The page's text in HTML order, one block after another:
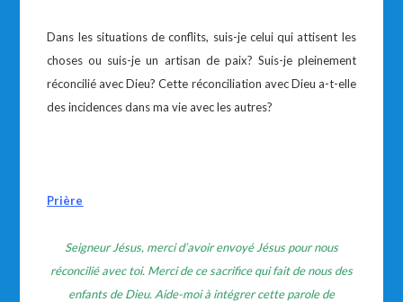
Dans les situations de conflits, suis-je celui qui attisent les
choses ou suis-je un artisan de paix? Suis-je pleinement
réconcilié avec Dieu? Cette réconciliation avec Dieu a-t-elle
des incidences dans ma vie avec les autres?
Prière
Seigneur Jésus, merci d’avoir envoyé Jésus pour nous
réconcilié avec toi. Merci de ce sacrifice qui fait de nous des
enfants de Dieu. Aide-moi à intégrer cette parole de